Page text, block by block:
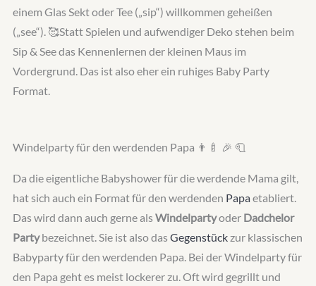
einem Glas Sekt oder Tee („sip“) willkommen geheißen
(„see“). 🥰Statt Spielen und aufwendiger Deko stehen beim
Sip & See das Kennenlernen der kleinen Maus im
Vordergrund. Das ist also eher ein ruhiges Baby Party
Format.
Windelparty für den werdenden Papa 👨‍🍼 🎉 🧻
Da die eigentliche Babyshower für die werdende Mama gilt,
hat sich auch ein Format für den werdenden Papaetabliert.
Das wird dann auch gerne alsWindelpartyoder Dadchelor
Partybezeichnet. Sie ist also dasGegenstück zur klassischen
Babyparty für den werdenden Papa. Bei der Windelparty für
den Papa geht es meist lockerer zu. Oft wird gegrillt und